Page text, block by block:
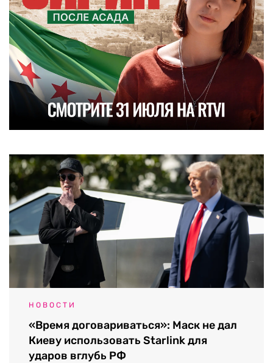
НОВОСТИ
«Время договариваться»: Маск не дал
Киеву использовать Starlink для
ударов вглубь РФ